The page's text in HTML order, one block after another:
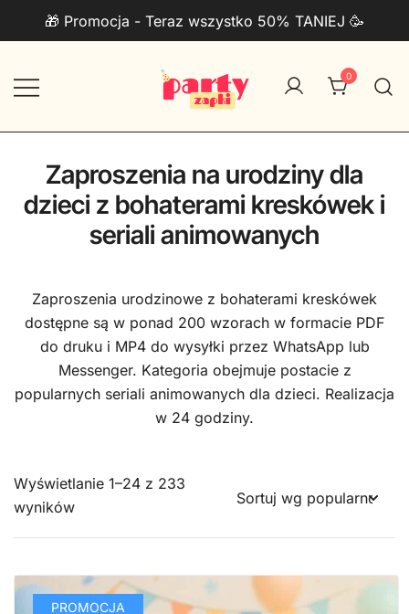
Przejdź
🎁 Promocja - Teraz wszystko 50% TANIEJ 🥳
PartyZAPKI
0
Zaproszenia na urodziny dla
dzieci z bohaterami kreskówek i
seriali animowanych
Zaproszenia urodzinowe z bohaterami kreskówek
dostępne są w ponad 200 wzorach w formacie PDF
do druku i MP4 do wysyłki przez WhatsApp lub
Messenger. Kategoria obejmuje postacie z
popularnych seriali animowanych dla dzieci. Realizacja
w 24 godziny.
Wyświetlanie 1–24 z 233
wynikówPosortowane
PROMOCJA